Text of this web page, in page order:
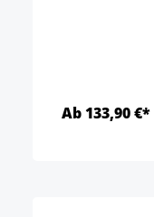
Ab 133,90 €*